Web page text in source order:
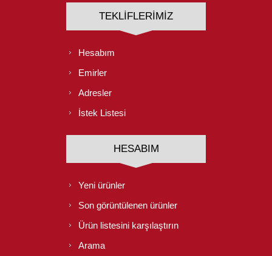
TEKLIFLERIMIZ
Hesabım
Emirler
Adresler
İstek Listesi
HESABIM
Yeni ürünler
Son görüntülenen ürünler
Ürün listesini karşılaştırın
Arama